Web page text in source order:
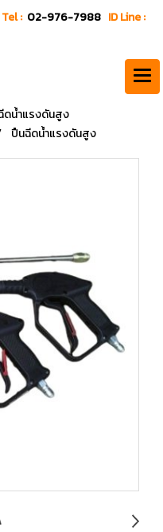
Tel : 02-976-7988 ID Line :
ดน้ำแรงดันสูง
ปืนฉีดน้ำแรงดันสูง